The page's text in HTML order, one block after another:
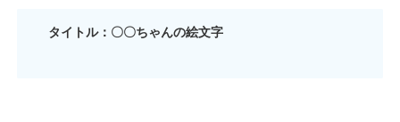
タイトル：〇〇ちゃんの絵文字